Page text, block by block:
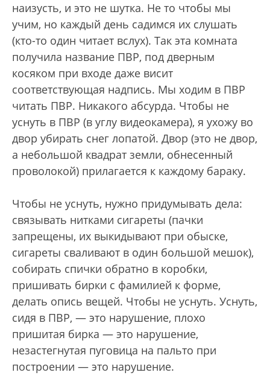
наизусть, и это не шутка. Не то чтобы мы
учим, но каждый день садимся их слушать
(кто-то один читает вслух). Так эта комната
получила название ПВР, под дверным
косяком при входе даже висит
соответствующая надпись. Мы ходим в ПВР
читать ПВР. Никакого абсурда. Чтобы не
уснуть в ПВР (в углу видеокамера), я ухожу во
двор убирать снег лопатой. Двор (это не двор,
а небольшой квадрат земли, обнесенный
проволокой) прилагается к каждому бараку.
Чтобы не уснуть, нужно придумывать дела:
связывать нитками сигареты (пачки
запрещены, их выкидывают при обыске,
сигареты сваливают в один большой мешок),
собирать спички обратно в коробки,
пришивать бирки с фамилией к форме,
делать опись вещей. Чтобы не уснуть. Уснуть,
сидя в ПВР, — это нарушение, плохо
пришитая бирка — это нарушение,
незастегнутая пуговица на пальто при
построении — это нарушение.